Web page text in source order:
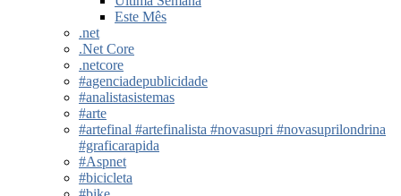
Este Mês
.net
.Net Core
.netcore
#agenciadepublicidade
#analistasistemas
#arte
#artefinal #artefinalista #novasupri #novasuprilondrina
#graficarapida
#Aspnet
#bicicleta